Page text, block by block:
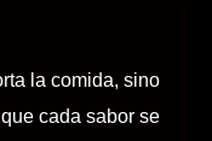
la comida, sino
cada sabor se